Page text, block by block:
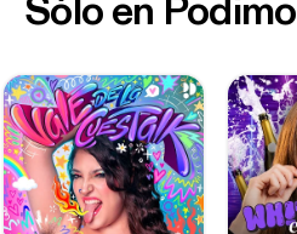
Sólo en Podimo